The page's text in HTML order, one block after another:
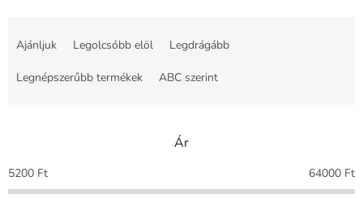
m
r
e
Ajánljuk Legolcsóbb elöl Legdrágább
Legnépszerűbb termékek ABC szerint
Ár
5200 Ft 64000 Ft